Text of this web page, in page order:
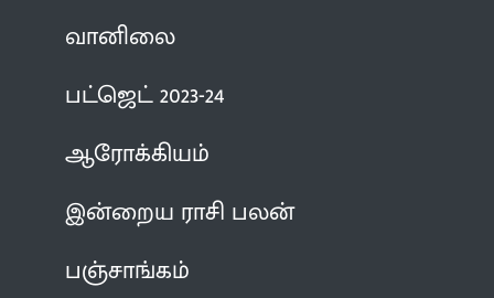
வானிலை
பட்ஜெட் 2023-24
ஆரோக்கியம்
இன்றைய ராசி பலன்
பஞ்சாங்கம்